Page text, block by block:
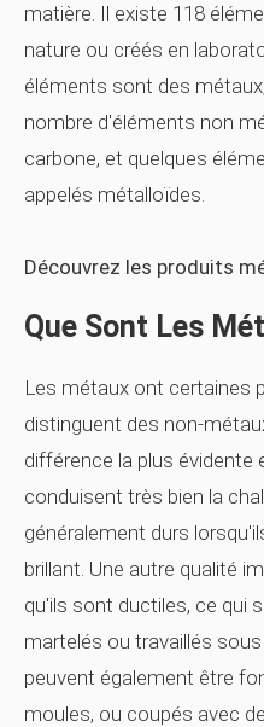
matière. Il existe 118
nature ou créés en
éléments sont des
nombre d'éléments non
carbone, et quelques
appelés métalloïdes.
Découvrez les produits
Que Sont Les
Les métaux ont certaines
distinguent des non-
différence la plus évidente
conduisent très bien la
généralement durs
brillant. Une autre qualité
qu'ils sont ductiles, ce qui
martelés ou travaillés
peuvent également être
moules, ou coupés avec